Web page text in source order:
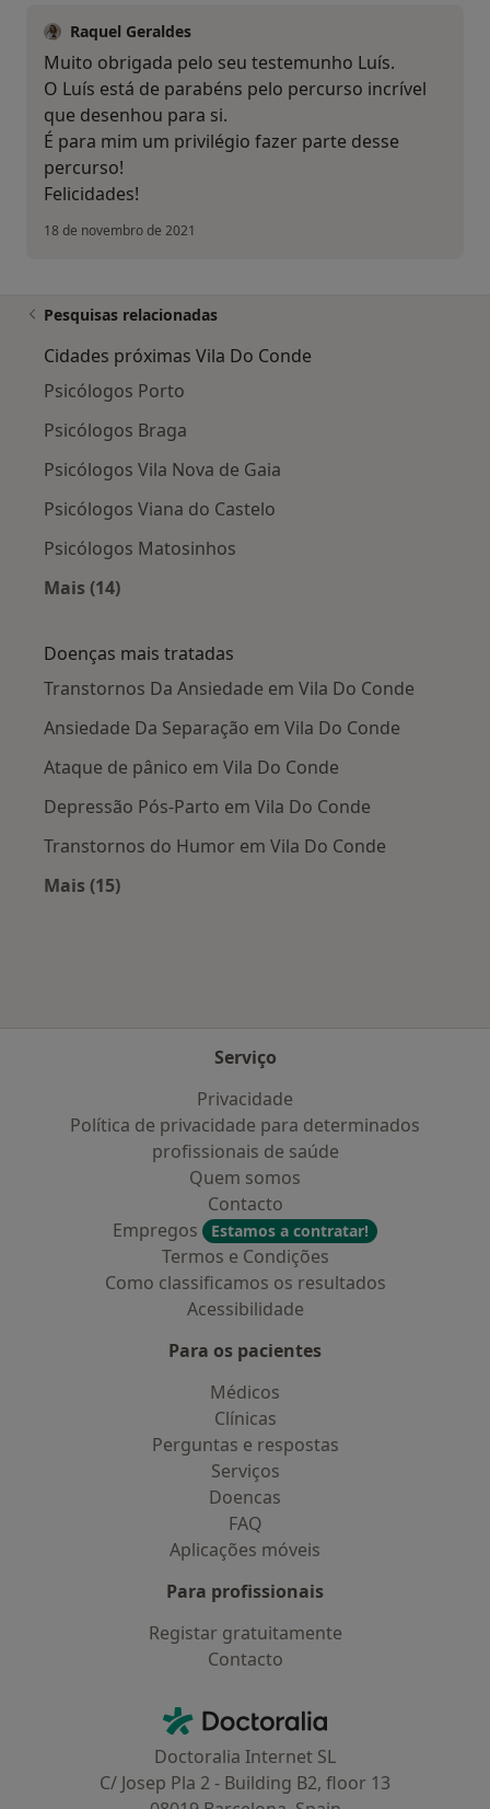
Raquel Geraldes
Muito obrigada pelo seu testemunho Luís.
O Luís está de parabéns pelo percurso incrível
que desenhou para si.
É para mim um privilégio fazer parte desse
percurso!
Felicidades!
18 de novembro de 2021
Pesquisas relacionadas
Cidades próximas Vila Do Conde
Psicólogos Porto
Psicólogos Braga
Psicólogos Vila Nova de Gaia
Psicólogos Viana do Castelo
Psicólogos Matosinhos
Mais (14)
Doenças mais tratadas
Transtornos Da Ansiedade em Vila Do Conde
Ansiedade Da Separação em Vila Do Conde
Ataque de pânico em Vila Do Conde
Depressão Pós-Parto em Vila Do Conde
Transtornos do Humor em Vila Do Conde
Mais (15)
Serviço
Privacidade
Política de privacidade para determinados
profissionais de saúde
Quem somos
Contacto
Empregos
Estamos a contratar!
Termos e Condições
Como classificamos os resultados
Acessibilidade
Para os pacientes
Médicos
Clínicas
Perguntas e respostas
Serviços
Doencas
FAQ
Aplicações móveis
Para profissionais
Registar gratuitamente
Contacto
Doctoralia - Homepage
Doctoralia Internet SL
C/ Josep Pla 2 - Building B2, floor 13